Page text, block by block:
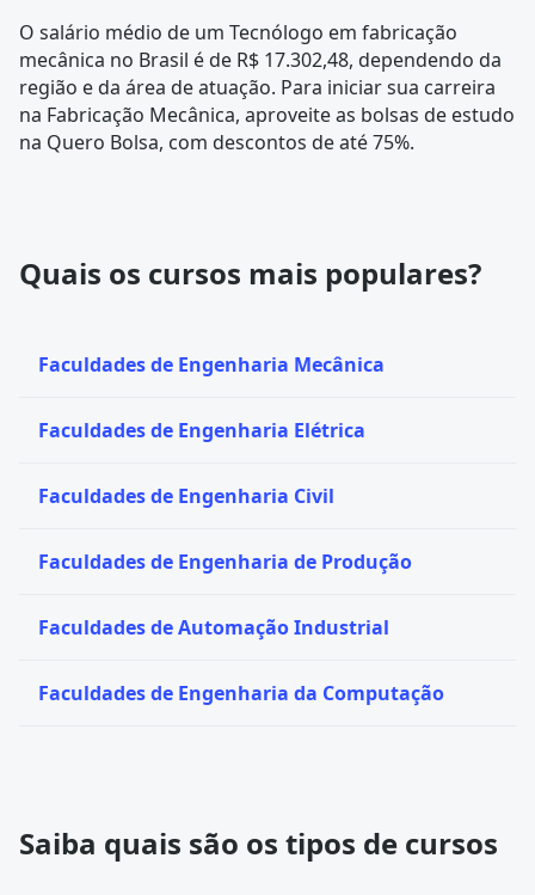
O salário médio de um Tecnólogo em fabricação
mecânica no Brasil é de R$ 17.302,48, dependendo da
região e da área de atuação. Para iniciar sua carreira
na Fabricação Mecânica, aproveite as bolsas de estudo
na Quero Bolsa, com descontos de até 75%.
Quais os cursos mais populares?
Faculdades de Engenharia Mecânica
Faculdades de Engenharia Elétrica
Faculdades de Engenharia Civil
Faculdades de Engenharia de Produção
Faculdades de Automação Industrial
Faculdades de Engenharia da Computação
Saiba quais são os tipos de cursos